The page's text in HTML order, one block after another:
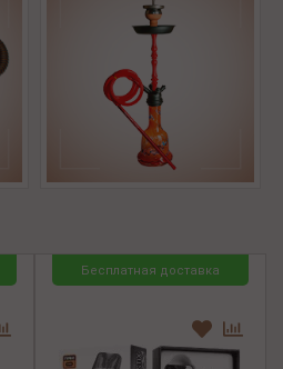
Бесплатная доставка